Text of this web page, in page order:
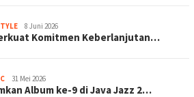
8 Juni 2026
Komitmen Keberlanjutan…
31 Mei 2026
Album ke-9 di Java Jazz 2…